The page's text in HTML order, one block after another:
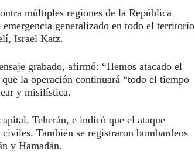
múltiples regiones de la República
generalizado en todo el territorio
Israel Katz.
grabado, afirmó: “Hemos atacado el
la operación continuará “todo el tiempo
y misilística.
Teherán, e indicó que el ataque
También se registraron bombardeos
y Hamadán.